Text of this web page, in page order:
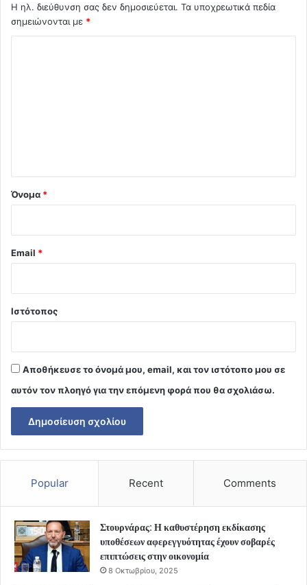
Η ηλ. διεύθυνση σας δεν δημοσιεύεται. Τα υποχρεωτικά πεδία
σημειώνονται με *
Όνομα *
Email *
Ιστότοπος
Αποθήκευσε το όνομά μου, email, και τον ιστότοπο μου σε
αυτόν τον πλοηγό για την επόμενη φορά που θα σχολιάσω.
Popular Recent Comments
Στουρνάρας: Η καθυστέρηση εκδίκασης
υποθέσεων αφερεγγυότητας έχουν σοβαρές
επιπτώσεις στην οικονομία
8 Οκτωβρίου, 2025